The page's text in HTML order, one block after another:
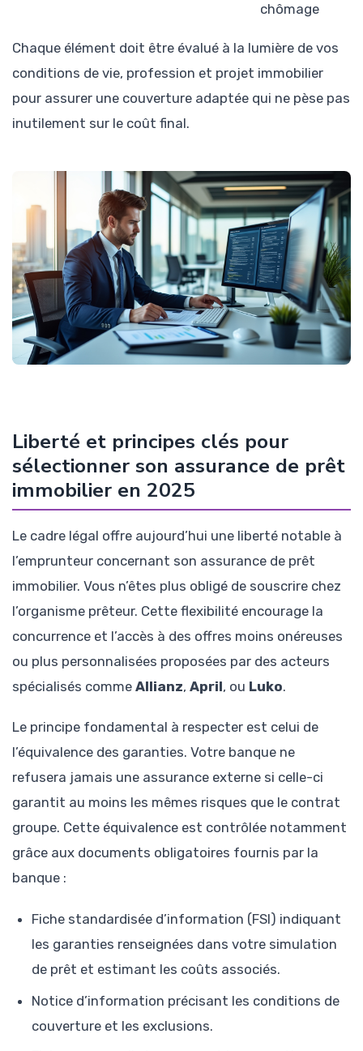
chômage
Chaque élément doit être évalué à la lumière de vos
conditions de vie, profession et projet immobilier
pour assurer une couverture adaptée qui ne pèse pas
inutilement sur le coût final.
Liberté et principes clés pour
sélectionner son assurance de prêt
immobilier en 2025
Le cadre légal offre aujourd’hui une liberté notable à
l’emprunteur concernant son assurance de prêt
immobilier. Vous n’êtes plus obligé de souscrire chez
l’organisme prêteur. Cette flexibilité encourage la
concurrence et l’accès à des offres moins onéreuses
ou plus personnalisées proposées par des acteurs
spécialisés comme Allianz, April, ou Luko.
Le principe fondamental à respecter est celui de
l’équivalence des garanties. Votre banque ne
refusera jamais une assurance externe si celle-ci
garantit au moins les mêmes risques que le contrat
groupe. Cette équivalence est contrôlée notamment
grâce aux documents obligatoires fournis par la
banque :
Fiche standardisée d’information (FSI) indiquant
les garanties renseignées dans votre simulation
de prêt et estimant les coûts associés.
Notice d’information précisant les conditions de
couverture et les exclusions.